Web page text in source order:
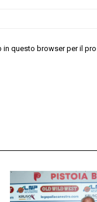
in questo browser per il